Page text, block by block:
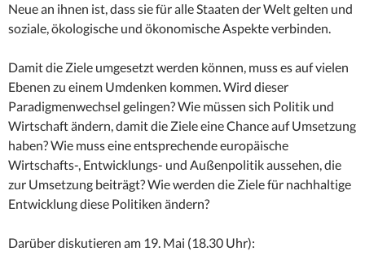
Neue an ihnen ist, dass sie für alle Staaten der Welt gelten und
soziale, ökologische und ökonomische Aspekte verbinden.
Damit die Ziele umgesetzt werden können, muss es auf vielen
Ebenen zu einem Umdenken kommen. Wird dieser
Paradigmenwechsel gelingen? Wie müssen sich Politik und
Wirtschaft ändern, damit die Ziele eine Chance auf Umsetzung
haben? Wie muss eine entsprechende europäische
Wirtschafts-, Entwicklungs- und Außenpolitik aussehen, die
zur Umsetzung beiträgt? Wie werden die Ziele für nachhaltige
Entwicklung diese Politiken ändern?
Darüber diskutieren am 19. Mai (18.30 Uhr):